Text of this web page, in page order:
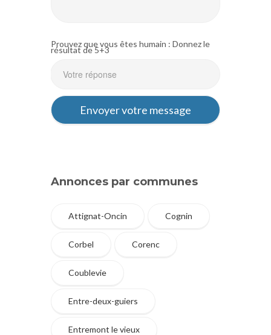
Prouvez que vous êtes humain : Donnez le
résultat de 5+3
Annonces par communes
Attignat-Oncin Cognin
Corbel Corenc
Coublevie
Entre-deux-guiers
Entremont le vieux